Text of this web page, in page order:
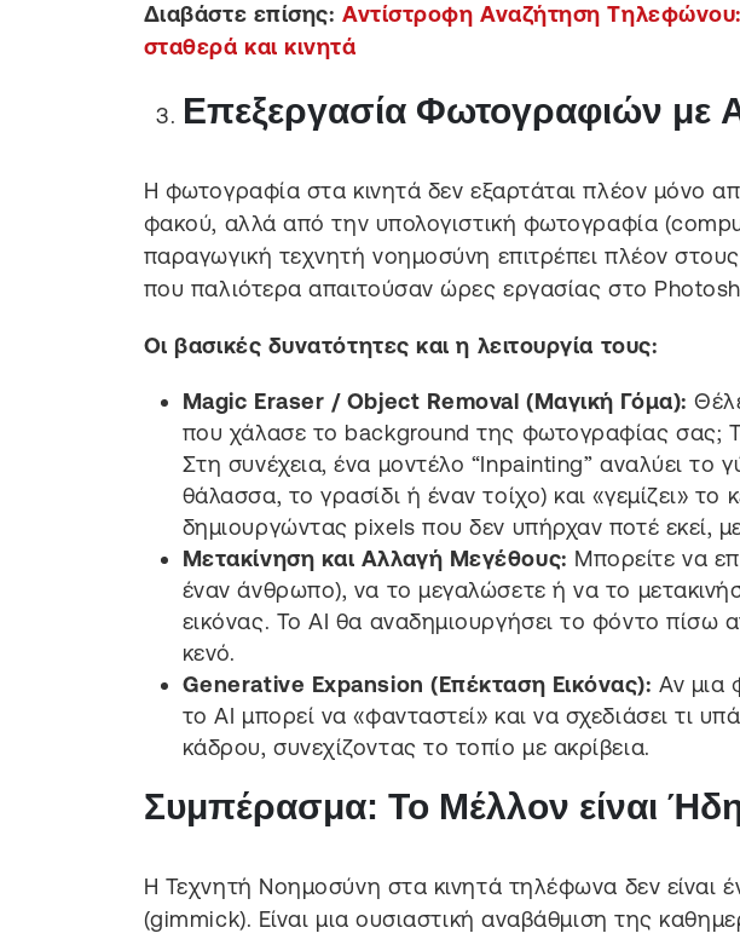
Διαβάστε επίσης: Αντίστροφη Αναζήτηση
σταθερά και κινητά
Επεξεργασία Φωτογραφιών με
Η φωτογραφία στα κινητά δεν εξαρτάται πλέον μόνο
φακού, αλλά από την υπολογιστική φωτογραφία
παραγωγική τεχνητή νοημοσύνη επιτρέπει πλέον
που παλιότερα απαιτούσαν ώρες εργασίας στο
Οι βασικές δυνατότητες και η λειτουργία τους:
Magic Eraser / Object Removal (Μαγική Γόμα):
που χάλασε το background της φωτογραφίας σας;
Στη συνέχεια, ένα μοντέλο “Inpainting” αναλύει το
θάλασσα, το γρασίδι ή έναν τοίχο) και «γεμίζει»
δημιουργώντας pixels που δεν υπήρχαν ποτέ εκεί,
Μετακίνηση και Αλλαγή Μεγέθους: Μπορείτε να
έναν άνθρωπο), να το μεγαλώσετε ή να το
εικόνας. Το AI θα αναδημιουργήσει το φόντο πίσω
κενό.
Generative Expansion (Επέκταση Εικόνας): Αν μια
το AI μπορεί να «φανταστεί» και να σχεδιάσει τι
κάδρου, συνεχίζοντας το τοπίο με ακρίβεια.
Συμπέρασμα: Το Μέλλον είναι
Η Τεχνητή Νοημοσύνη στα κινητά τηλέφωνα δεν είναι
(gimmick). Είναι μια ουσιαστική αναβάθμιση της